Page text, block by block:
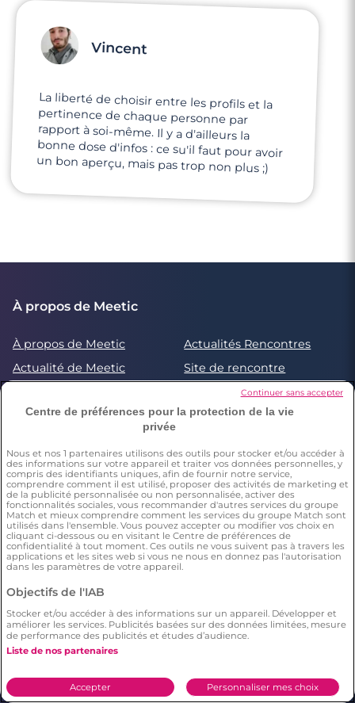
Vincent
La liberté de choisir entre les profils et la
pertinence de chaque personne par
rapport à soi-même. Il y a d'ailleurs la
bonne dose d'infos : ce su'il faut pour avoir
un bon aperçu, mais pas trop non plus ;)
À propos de Meetic
À propos de Meetic
Actualités Rencontres
Actualité de Meetic
Site de rencontre
Avis des membres Meetic
Rencontrez en sécurité
Les services Meetic
Site de rencontre sérieux
trouver l'amour
Rencontrer un homme
célibataire
Rencontre Lesbienne :
découvrez votre match
idéal
Centre de préférences pour la protection de la vie
privée
Nous et nos 1 partenaires utilisons des outils pour stocker et/ou accéder à
des informations sur votre appareil et traiter vos données personnelles, y
compris des identifiants uniques, afin de fournir notre service,
comprendre comment il est utilisé, proposer des activités de marketing et
de la publicité personnalisée ou non personnalisée, activer des
fonctionnalités sociales, vous recommander d'autres services du groupe
Match et mieux comprendre comment les services du groupe Match sont
utilisés dans l'ensemble. Vous pouvez accepter ou modifier vos choix en
cliquant ci-dessous ou en visitant le Centre de préférences de
confidentialité à tout moment. Ces outils ne vous suivent pas à travers les
applications et les sites web si vous ne nous en donnez pas l'autorisation
dans les paramètres de votre appareil.
Objectifs de l'IAB
Stocker et/ou accéder à des informations sur un appareil. Développer et
améliorer les services. Publicités basées sur des données limitées, mesure
de performance des publicités et études d’audience.
Liste de nos partenaires
Personnaliser mes choix
Accepter
Continuer sans accepter